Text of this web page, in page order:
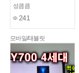
추천!!
성큼큼
241
모바일/태블릿